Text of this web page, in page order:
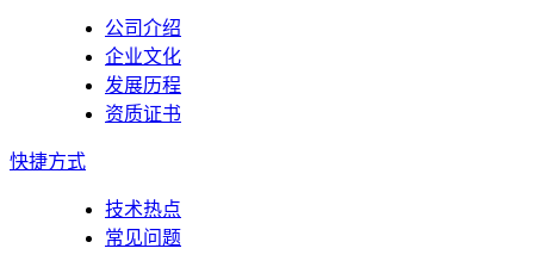
公司介绍
企业文化
发展历程
资质证书
快捷方式
技术热点
常见问题